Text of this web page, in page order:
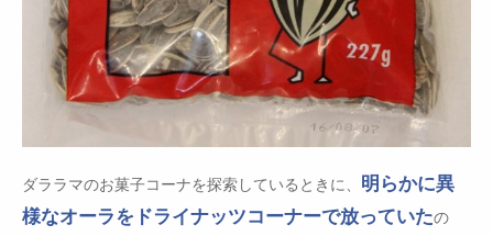
ダララマのお菓子コーナを探索しているときに、 明らかに異
様なオーラをドライナッツコーナーで放っていたの